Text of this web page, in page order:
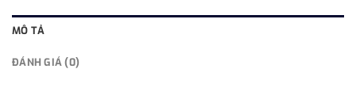
MÔ TẢ
ĐÁNH GIÁ (0)